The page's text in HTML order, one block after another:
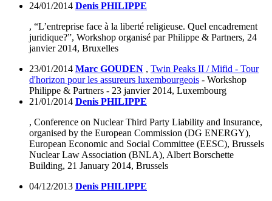
24/01/2014 Denis PHILIPPE
, “L’entreprise face à la liberté religieuse. Quel encadrement
juridique?”, Workshop organisé par Philippe & Partners, 24
janvier 2014, Bruxelles
23/01/2014 Marc GOUDEN , Twin Peaks II / Mifid - Tour
d'horizon pour les assureurs luxembourgeois - Workshop
Philippe & Partners - 23 janvier 2014, Luxembourg
21/01/2014 Denis PHILIPPE
, Conference on Nuclear Third Party Liability and Insurance,
organised by the European Commission (DG ENERGY),
European Economic and Social Committee (EESC), Brussels
Nuclear Law Association (BNLA), Albert Borschette
Building, 21 January 2014, Brussels
04/12/2013 Denis PHILIPPE